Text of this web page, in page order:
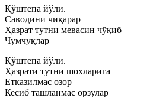
Қўштепа йўли.
Саводини чиқарар
Ҳазрат тутни мевасин чўқиб
Чумчуқлар
Қўштепа йўли.
Ҳазрати тутни шохларига
Етказилмас озор
Кесиб ташланмас орзулар